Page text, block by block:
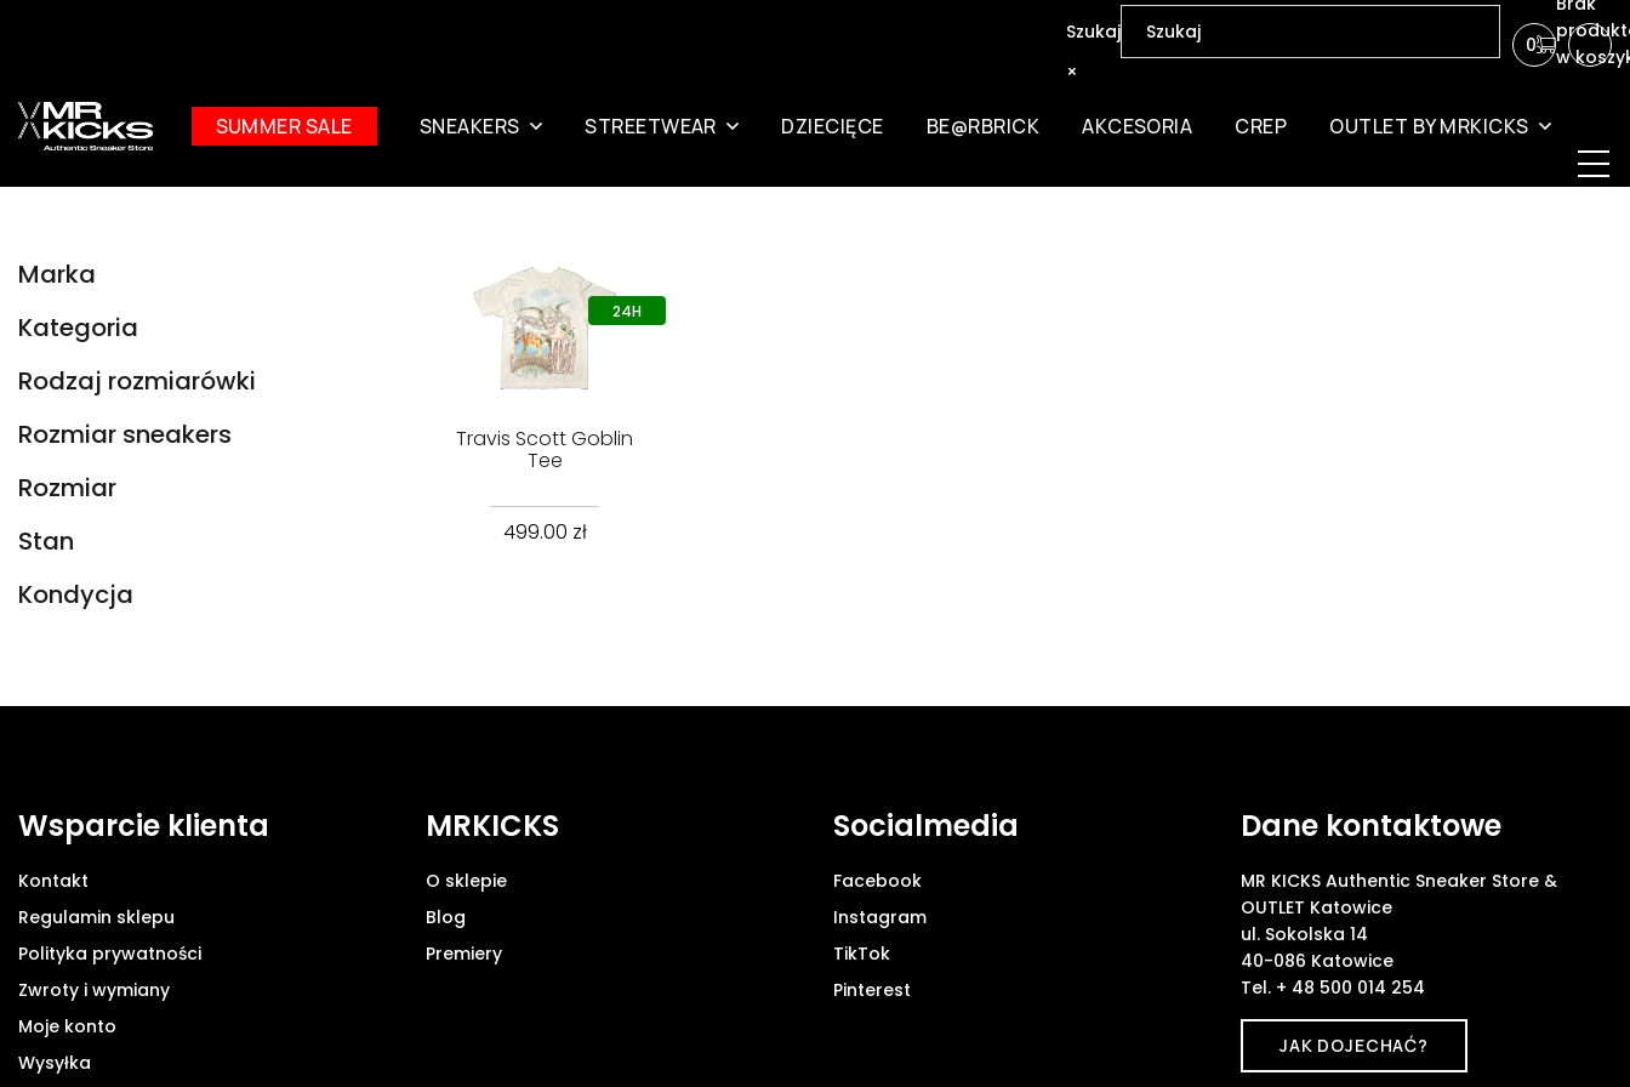
SUMMER SALE SNEAKERS STREETWEAR DZIECIĘCE BE@RBRICK AKCESORIA CREP OUTLET BY MRKICKS
Szukaj
×
0
w
Travis Scott Goblin
Tee
499.00 zł
Marka
Kategoria
Rodzaj rozmiarówki
Rozmiar sneakers
Rozmiar
Stan
Kondycja
Wsparcie klienta
Kontakt
Regulamin sklepu
Polityka prywatności
Zwroty i wymiany
Moje konto
Wysyłka
MRKICKS
O sklepie
Blog
Premiery
Socialmedia
Facebook
Instagram
TikTok
Pinterest
Dane kontaktowe
MR KICKS Authentic Sneaker Store &
OUTLET Katowice
ul. Sokolska 14
40-086 Katowice
Tel. + 48 500 014 254
JAK DOJECHAĆ?